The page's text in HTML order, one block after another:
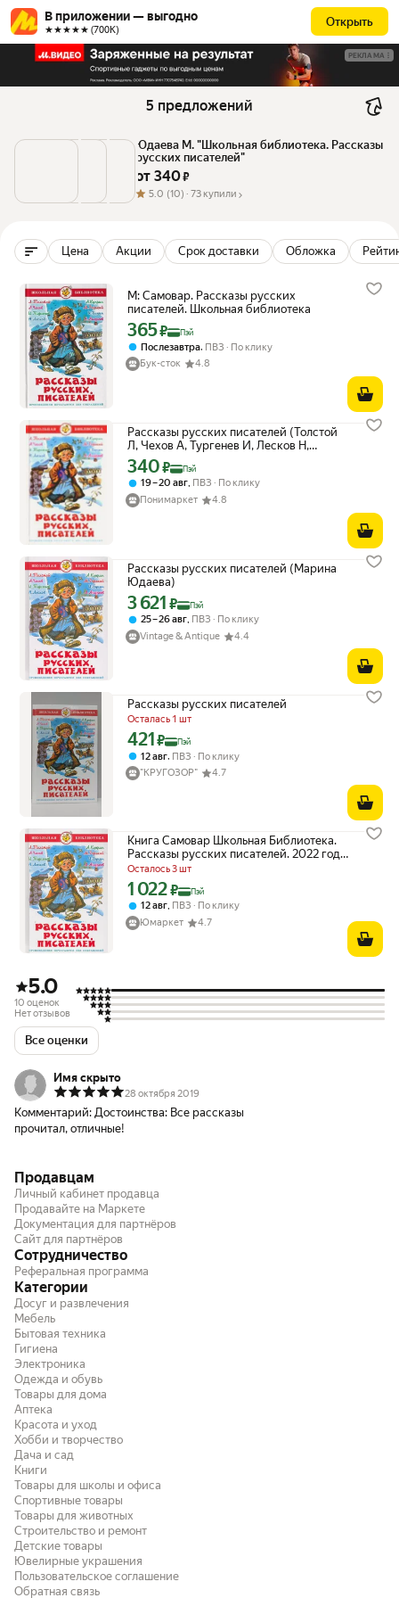
В приложении — выгодно
★★★★★ (700К)
Открыть
РЕКЛАМА
5 предложений
Юдаева М. "Школьная библиотека. Рассказы
русских писателей"
от 340 ₽
5.0 (10) · 73 купили
Цена Акции Срок доставки Обложка
М: Самовар. Рассказы русских
писателей. Школьная библиотека
Цена с картой Яндекс Пэй 365 ₽ вместо
365₽ Пэй
Послезавтра, ПВЗ
По клику
Бук-сток
4.8
Рассказы русских писателей (Толстой
Л, Чехов А, Тургенев И, Лесков Н,
Андреев Л, Горький М.)
Цена с картой Яндекс Пэй 340 ₽ вместо
340₽ Пэй
19 – 20 авг, ПВЗ
По клику
Понимаркет
4.8
Рассказы русских писателей (Марина
Юдаева)
Цена с картой Яндекс Пэй 3621 ₽ вместо
3 621 ₽ Пэй
25 – 26 авг ПВЗ
По клику
Vintage & Antique
4.4
Рассказы русских писателей
Осталась 1 шт
Цена с картой Яндекс Пэй 421 ₽ вместо
421₽ Пэй
12 авг, ПВЗ
По клику
"КРУГОЗОР"
4.7
Книга Самовар Школьная Библиотека.
Рассказы русских писателей. 2022 год,
коллектив авторов
Осталось 3 шт
Цена с картой Яндекс Пэй 1022 ₽ вместо
1 022₽ Пэй
12 авг, ПВЗ
По клику
Юмаркет
4.7
5.0
10 оценок
Нет отзывов
Все оценки
Имя скрыто
28 октября 2019
Комментарий: Достоинства: Все рассказы
прочитал, отличные!
Продавцам
Личный кабинет продавца
Продавайте на Маркете
Документация для партнёров
Сайт для партнёров
Сотрудничество
Реферальная программа
Категории
Досуг и развлечения
Мебель
Бытовая техника
Гигиена
Электроника
Одежда и обувь
Товары для дома
Аптека
Красота и уход
Хобби и творчество
Дача и сад
Книги
Товары для школы и офиса
Спортивные товары
Товары для животных
Строительство и ремонт
Детские товары
Ювелирные украшения
Пользовательское соглашение
Обратная связь